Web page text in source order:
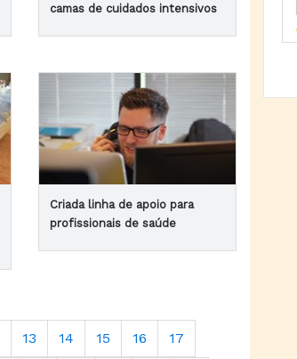
camas de cuidados intensivos
Criada linha de apoio para
profissionais de saúde
13 14 15 16 17